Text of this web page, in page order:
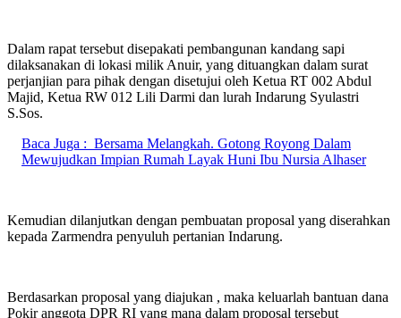
Dalam rapat tersebut disepakati pembangunan kandang sapi
dilaksanakan di lokasi milik Anuir, yang dituangkan dalam surat
perjanjian para pihak dengan disetujui oleh Ketua RT 002 Abdul
Majid, Ketua RW 012 Lili Darmi dan lurah Indarung Syulastri
S.Sos.
Baca Juga : Bersama Melangkah. Gotong Royong Dalam
Mewujudkan Impian Rumah Layak Huni Ibu Nursia Alhaser
Kemudian dilanjutkan dengan pembuatan proposal yang diserahkan
kepada Zarmendra penyuluh pertanian Indarung.
Berdasarkan proposal yang diajukan , maka keluarlah bantuan dana
Pokir anggota DPR RI yang mana dalam proposal tersebut